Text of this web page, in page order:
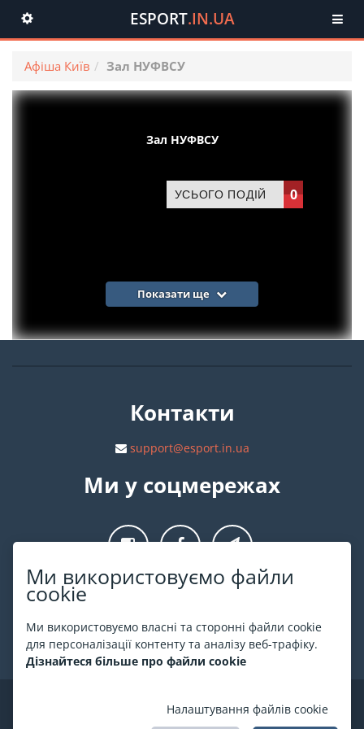
Ми використовуємо файли
cookie
Ми використовуємо власні та сторонні файли cookie
для персоналізації контенту та аналізу веб-трафіку.
Дізнайтеся більше про файли cookie
Налаштування файлів cookie
Toggle
navigation
ESPORT.IN.UA
Афіша Київ Зал НУФВСУ
Зал НУФВСУ
УСЬОГО ПОДІЙ 0
Показати ще
Контакти
support@esport.in.ua
Ми у соцмережах
Про ESPORT.in.ua
На ESPORT.in.ua представлена афіша Києва та інших міст
України. Всі квитки продаються офіційно. Ми працюємо
безпосередньо з касами.